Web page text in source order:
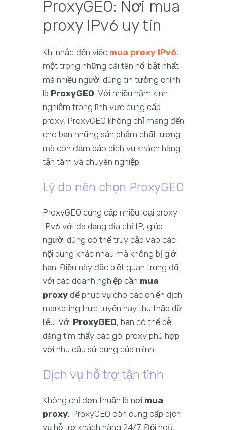
ProxyGEO: Nơi mua
proxy IPv6 uy tín
Khi nhắc đến việc mua proxy IPv6,
một trong những cái tên nổi bật nhất
mà nhiều người dùng tin tưởng chính
là ProxyGEO. Với nhiều năm kinh
nghiệm trong lĩnh vực cung cấp
proxy, ProxyGEO không chỉ mang đến
cho bạn những sản phẩm chất lượng
mà còn đảm bảo dịch vụ khách hàng
tận tâm và chuyên nghiệp.
Lý do nên chọn ProxyGEO
ProxyGEO cung cấp nhiều loại proxy
IPv6 với đa dạng địa chỉ IP, giúp
người dùng có thể truy cập vào các
nội dung khác nhau mà không bị giới
hạn. Điều này đặc biệt quan trọng đối
với các doanh nghiệp cần mua
proxy để phục vụ cho các chiến dịch
marketing trực tuyến hay thu thập dữ
liệu. Với ProxyGEO, bạn có thể dễ
dàng tìm thấy các gói proxy phù hợp
với nhu cầu sử dụng của mình.
Dịch vụ hỗ trợ tận tình
Không chỉ đơn thuần là nơi mua
proxy, ProxyGEO còn cung cấp dịch
vụ hỗ trợ khách hàng 24/7. Đội ngũ